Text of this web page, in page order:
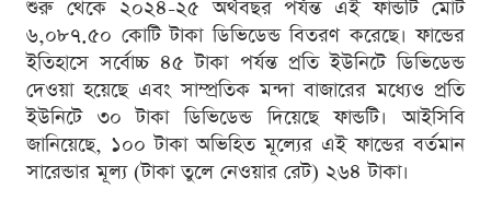
শুরু থেকে ২০২৪-২৫ অর্থবছর পর্যন্ত এই ফান্ডটি মোট
৬,০৮৭.৫০ কোটি টাকা ডিভিডেন্ড বিতরণ করেছে। ফান্ডের
ইতিহাসে সর্বোচ্চ ৪৫ টাকা পর্যন্ত প্রতি ইউনিটে ডিভিডেন্ড
দেওয়া হয়েছে এবং সাম্প্রতিক মন্দা বাজারের মধ্যেও প্রতি
ইউনিটে ৩০ টাকা ডিভিডেন্ড দিয়েছে ফান্ডটি। আইসিবি
জানিয়েছে, ১০০ টাকা অভিহিত মূল্যের এই ফান্ডের বর্তমান
সারেন্ডার মূল্য (টাকা তুলে নেওয়ার রেট) ২৬৪ টাকা।